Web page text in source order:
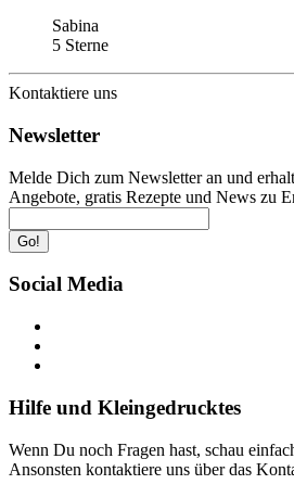
Sabina
5 Sterne
Kontaktiere uns
Newsletter
Melde Dich zum Newsletter an und
Angebote, gratis Rezepte und News zu
Go!
Social Media
Hilfe und Kleingedrucktes
Wenn Du noch Fragen hast, schau
Ansonsten kontaktiere uns über das